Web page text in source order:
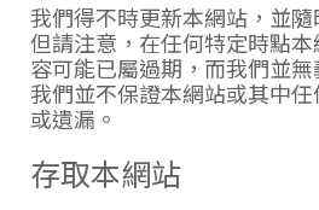
我們得不時更新本網站，並隨
但請注意，在任何特定時點
容可能已屬過期，而我們並無
我們並不保證本網站或其中
或遺漏。
存取本網站